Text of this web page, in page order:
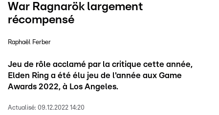
War Ragnarök largement
récompensé
Raphaël Ferber
Jeu de rôle acclamé par la critique cette année,
Elden Ring a été élu jeu de l'année aux Game
Awards 2022, à Los Angeles.
Actualisé: 09.12.2022 14:20